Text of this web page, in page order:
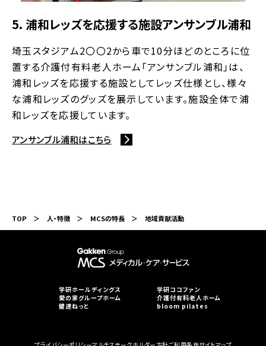
5. 浦和レッズを応援する施設アンサンブル浦和
埼玉スタジアム2〇〇2から車で10分ほどのところに位
置する介護付有料老人ホーム「アンサンブル浦和」は、
浦和レッズを応援する施設としてレッズ仕様とし、様々
な浦和レッズのグッズを展示しています。施設全体で浦
和レッズを応援しています。
アンサンブル浦和はこちら
TOP 人・特徴 MCSの特長 地域貢献活動
学研ホールディングス
学研ココファン
愛の家グループホーム
介護付有料老人ホーム
健達ねっと
bloom pilates